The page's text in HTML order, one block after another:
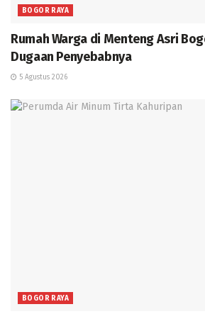
BOGOR RAYA
Rumah Warga di Menteng Asri
Dugaan Penyebabnya
5 Agustus 2026
BOGOR RAYA